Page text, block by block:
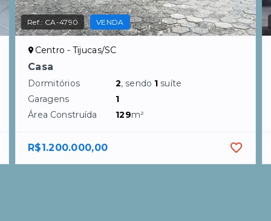
Ref.: CA-4790 VENDA
Centro - Tijucas/SC
Casa
Dormitórios 2, sendo 1 suíte
Garagens
1
Área Construída
129m²
R$1.200.000,00